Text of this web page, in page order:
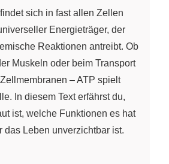
sich in fast allen Zellen
Energieträger, der
Reaktionen antreibt. Ob
Muskeln oder beim Transport
– ATP spielt
In diesem Text erfährst du,
ist, welche Funktionen es hat
das Leben unverzichtbar ist.